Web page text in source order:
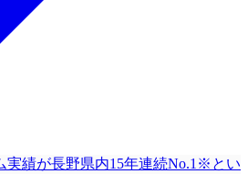
実績が長野県内15年連続No.1※とい